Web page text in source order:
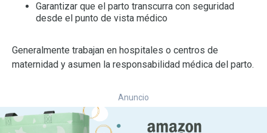
Garantizar que el parto transcurra con seguridad
desde el punto de vista médico
Generalmente trabajan en hospitales o centros de
maternidad y asumen la responsabilidad médica del parto.
Anuncio